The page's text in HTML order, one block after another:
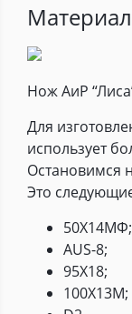
Нож АиР
Для
использует
Остановимся
Это
50Х14МФ;
AUS-8;
95Х18;
100Х13М;